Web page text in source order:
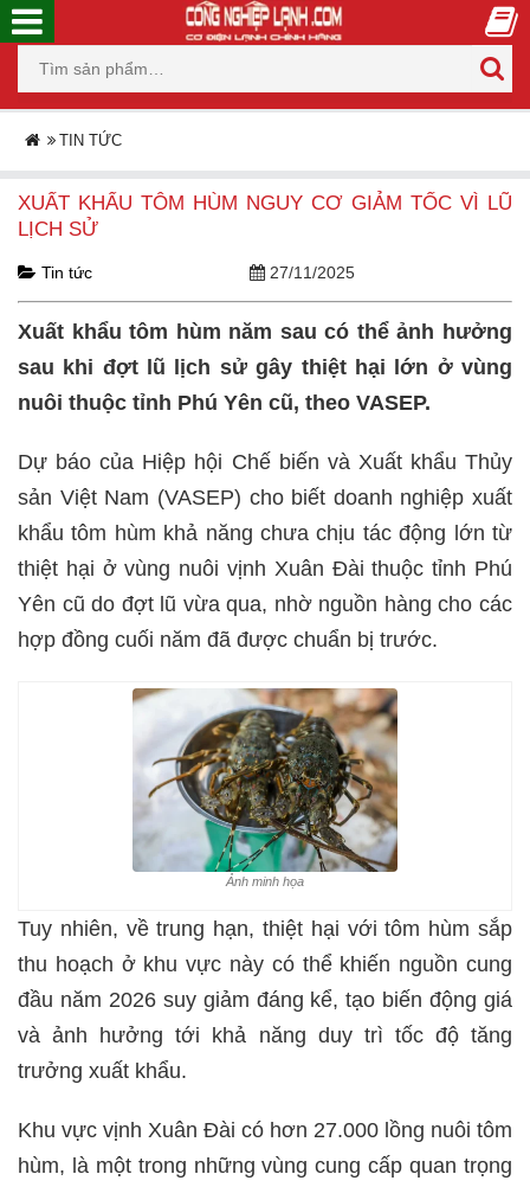
TIN TỨC
XUẤT KHẨU TÔM HÙM NGUY CƠ GIẢM TỐC VÌ LŨ
LỊCH SỬ
Tin tức 27/11/2025
Xuất khẩu tôm hùm năm sau có thể ảnh hưởng
sau khi đợt lũ lịch sử gây thiệt hại lớn ở vùng
nuôi thuộc tỉnh Phú Yên cũ, theo VASEP.
Dự báo của Hiệp hội Chế biến và Xuất khẩu Thủy
sản Việt Nam (VASEP) cho biết doanh nghiệp xuất
khẩu tôm hùm khả năng chưa chịu tác động lớn từ
thiệt hại ở vùng nuôi vịnh Xuân Đài thuộc tỉnh Phú
Yên cũ do đợt lũ vừa qua, nhờ nguồn hàng cho các
hợp đồng cuối năm đã được chuẩn bị trước.
Ảnh minh họa
Tuy nhiên, về trung hạn, thiệt hại với tôm hùm sắp
thu hoạch ở khu vực này có thể khiến nguồn cung
đầu năm 2026 suy giảm đáng kể, tạo biến động giá
và ảnh hưởng tới khả năng duy trì tốc độ tăng
trưởng xuất khẩu.
Khu vực vịnh Xuân Đài có hơn 27.000 lồng nuôi tôm
hùm, là một trong những vùng cung cấp quan trọng